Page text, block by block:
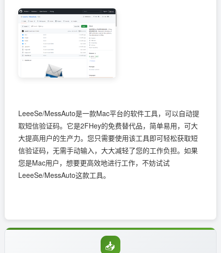
LeeeSe/MessAuto是一款Mac平台的软件工具，可以自动提
取短信验证码。它是2FHey的免费替代品，简单易用，可大
大提高用户的生产力。您只需要使用该工具即可轻松获取短
信验证码，无需手动输入，大大减轻了您的工作负担。如果
您是Mac用户，想要更高效地进行工作，不妨试试
LeeeSe/MessAuto这款工具。
📥